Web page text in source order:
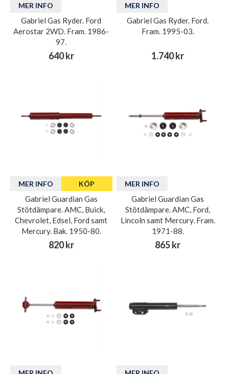
MER INFO
Gabriel Gas Ryder. Ford
Aerostar 2WD. Fram. 1986-
97.
640 kr
MER INFO
Gabriel Gas Ryder. Ford.
Fram. 1995-03.
1.740 kr
MER INFO KÖP
Gabriel Guardian Gas
Stötdämpare. AMC, Buick,
Chevrolet, Edsel, Ford samt
Mercury. Bak. 1950-80.
820 kr
MER INFO
Gabriel Guardian Gas
Stötdämpare. AMC, Ford,
Lincoln samt Mercury. Fram.
1971-88.
865 kr